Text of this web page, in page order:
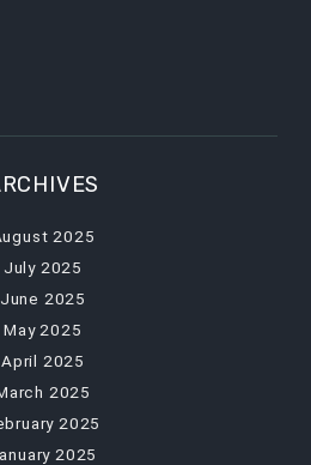
2025
July 2025
June 2025
May 2025
April 2025
2025
2025
2025